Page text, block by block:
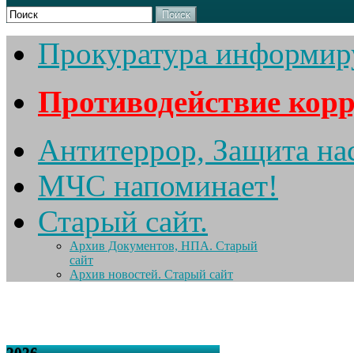
Поиск
Прокуратура
Противодействие
Антитеррор, Защита
МЧС напоминает!
Старый сайт.
Архив Документов, НПА. Старый
сайт
Архив новостей. Старый сайт